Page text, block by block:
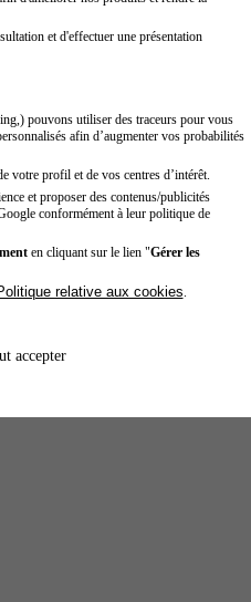
et d'effectuer une présentation
pouvons utiliser des traceurs pour vous
afin d’augmenter vos probabilités
votre profil et de vos centres d’intérêt.
et proposer des contenus/publicités
conformément à leur politique de
en cliquant sur le lien "Gérer les
relative aux cookies
accepter